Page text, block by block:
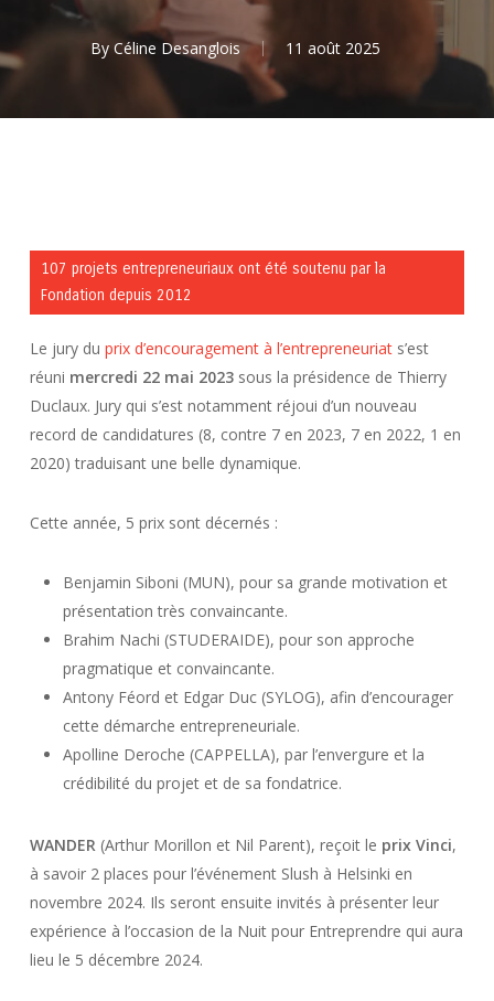
By Céline Desanglois 11 août 2025
107 projets entrepreneuriaux ont été soutenu par la
Fondation depuis 2012
Le jury du prix d’encouragement à l’entrepreneuriats’est
réuni mercredi 22 mai 2023sous la présidence de Thierry
Duclaux. Jury qui s’est notamment réjoui d’un nouveau
record de candidatures (8, contre 7 en 2023, 7 en 2022, 1 en
2020) traduisant une belle dynamique.
Cette année, 5 prix sont décernés :
Benjamin Siboni (MUN), pour sa grande motivation et
présentation très convaincante.
Brahim Nachi (STUDERAIDE), pour son approche
pragmatique et convaincante.
Antony Féord et Edgar Duc (SYLOG), afin d’encourager
cette démarche entrepreneuriale.
Apolline Deroche (CAPPELLA), par l’envergure et la
crédibilité du projet et de sa fondatrice.
WANDER(Arthur Morillon et Nil Parent), reçoit le prix Vinci,
à savoir 2 places pour l’événement Slush à Helsinki en
novembre 2024. Ils seront ensuite invités à présenter leur
expérience à l’occasion de la Nuit pour Entreprendre qui aura
lieu le 5 décembre 2024.